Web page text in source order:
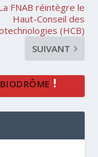
FNAB réintègre le
Haut-Conseil des
(HCB)
SUIVANT
!